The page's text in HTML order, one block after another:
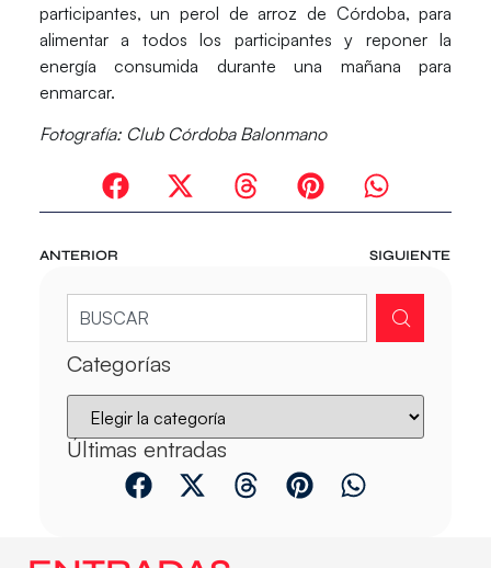
participantes, un perol de arroz de Córdoba, para
alimentar a todos los participantes y reponer la
energía consumida durante una mañana para
enmarcar.
Fotografía: Club Córdoba Balonmano
ANTERIOR SIGUIENTE
Categorías
Últimas entradas